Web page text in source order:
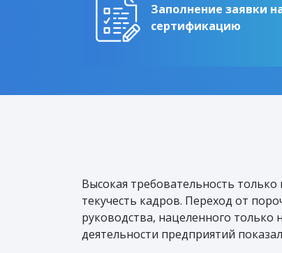
Заполнение заявки
сертификацию
Высокая требовательность
текучесть кадров. Переход от
руководства, нацеленного
деятельности предприятий